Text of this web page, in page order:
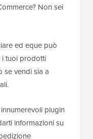
Non sei
ed eque può
i tuoi prodotti
se vendi sia a
plugin
informazioni su